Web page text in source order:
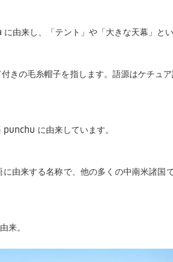
由来し、「テント」や「大きな天幕」とい
きの毛糸帽子を指します。語源はケチュ
に由来しています。
由来する名称で、他の多くの中南米諸国
来。